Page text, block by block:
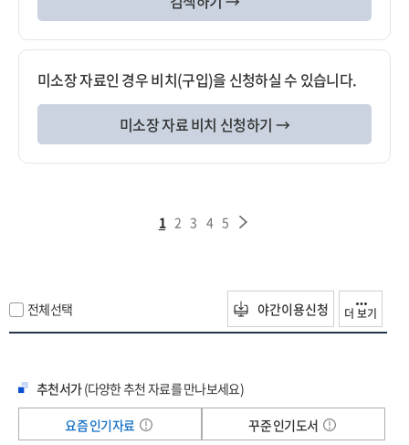
미소장 자료인 경우 비치(구입)을 신청하실 수 있습니다.
미소장 자료 비치 신청하기 →
1 2 3 4 5
전체선택 야간이용신청 더 보기
추천서가(다양한 추천 자료를 만나보세요)
요즘 인기자료
꾸준 인기도서